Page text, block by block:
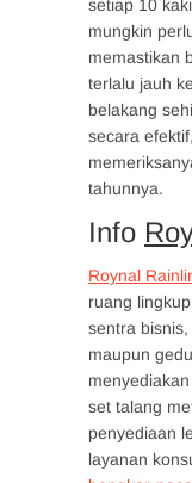
setiap 10 kaki
mungkin
memastikan
terlalu jauh
belakang
secara
tahunnya.
Info
Roynal
ruang
sentra
maupun
set talang
penyediaan
layanan